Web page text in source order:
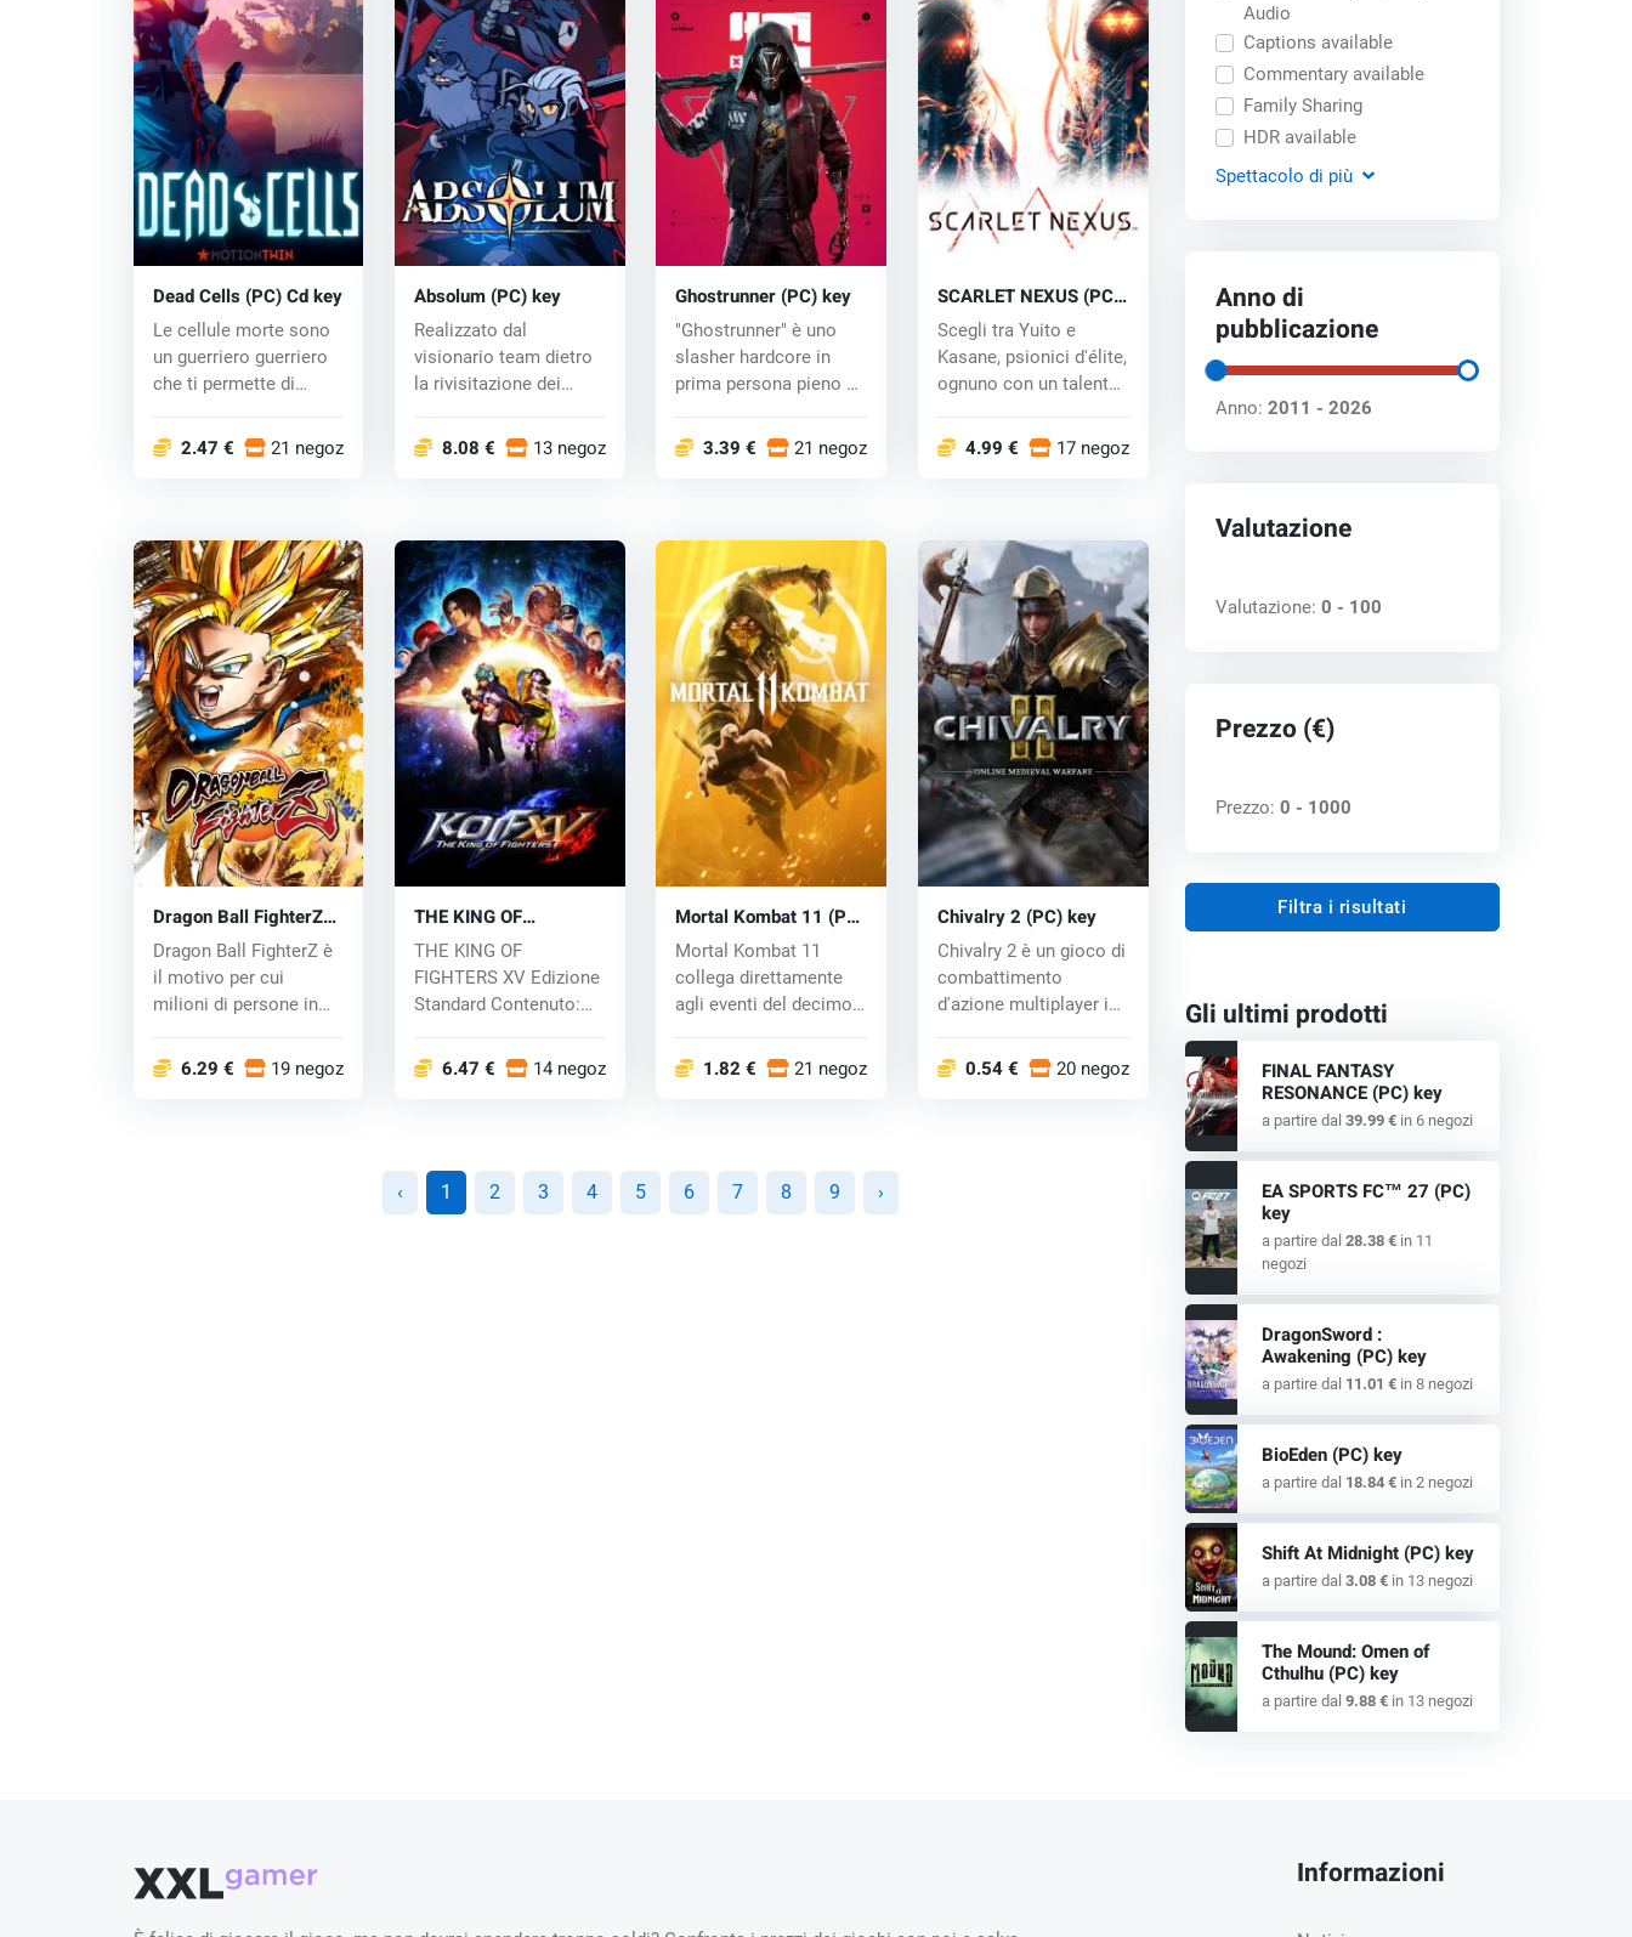
Dead Cells (PC) Cd key
Le cellule morte sono
un guerriero guerriero
che ti permette di
2.47 € 21 negozi
Absolum (PC) key
Realizzato dal
visionario team dietro
la rivisitazione dei
8.08 € 13 negozi
Ghostrunner (PC) key
"Ghostrunner" è uno
slasher hardcore in
prima persona pieno di
3.39 € 21 negozi
SCARLET NEXUS (PC)
key
Scegli tra Yuito e
Kasane, psionici d'élite,
ognuno con un talento
4.99 € 17 negozi
Dragon Ball FighterZ
(PC) CD key
Dragon Ball FighterZ è
il motivo per cui
milioni di persone in
6.29 € 19 negozi
THE KING OF
FIGHTERS XV (PC) key
THE KING OF
FIGHTERS XV Edizione
Standard Contenuto:
spec...6.47 € 14 negozi
Mortal Kombat 11 (PC)
CD key
Mortal Kombat 11
collega direttamente
agli eventi del decimo.
1.82 € 21 negozi
Chivalry 2 (PC) key
Chivalry 2 è un gioco di
combattimento
d'azione multiplayer in
0.54 € 20 negozi
‹ 1 2 3 4 5 6 7 8 9 ›
Audio
Captions available
Commentary available
Family Sharing
HDR available
Spettacolo di più
Anno di
pubblicazione
Anno:2011 - 2026
Valutazione
Valutazione:0 - 100
Prezzo (€)
Prezzo:0 - 1000
Filtra i risultati
Gli ultimi prodotti
FINAL FANTASY
RESONANCE (PC) key
a partire dal 39.99 €in 6 negozi
EA SPORTS FC™ 27 (PC)
key
a partire dal 28.38 €in 11
negozi
DragonSword :
Awakening (PC) key
a partire dal 11.01 €in 8 negozi
BioEden (PC) key
a partire dal 18.84 €in 2 negozi
Shift At Midnight (PC) key
a partire dal 3.08 €in 13 negozi
The Mound: Omen of
Cthulhu (PC) key
a partire dal 9.88 €in 13 negozi
Informazioni